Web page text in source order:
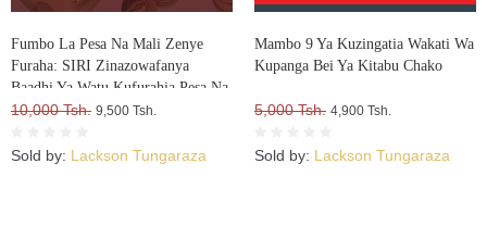
Fumbo La Pesa Na Mali Zenye
Furaha: SIRI Zinazowafanya
Baadhi Ya Watu Kufurahia Pesa Na
Mali, Huku Wengine Wakilia Na
10,000 Tsh. 9,500 Tsh.
Sold by: Lackson Tungaraza
Mambo 9 Ya Kuzingatia Wakati Wa
Kupanga Bei Ya Kitabu Chako
5,000 Tsh. 4,900 Tsh.
Sold by: Lackson Tungaraza